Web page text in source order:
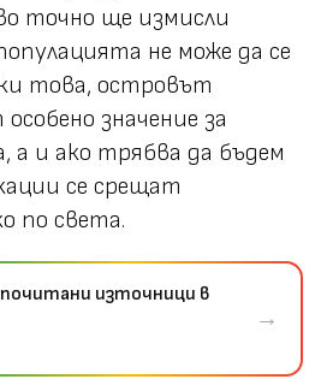
точно ще измисли
не може да се
това, островът
значение за
а и ако трябва да бъдем
се срещат
по света.
източници в
→